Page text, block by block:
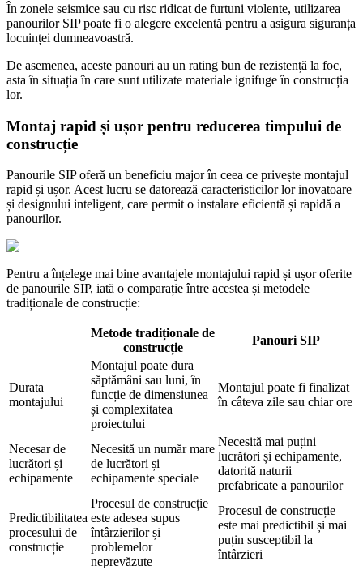
În zonele seismice sau cu risc ridicat de furtuni violente, utilizarea
panourilor SIP poate fi o alegere excelentă pentru a asigura siguranța
locuinței dumneavoastră.
De asemenea, aceste panouri au un rating bun de rezistență la foc,
asta în situația în care sunt utilizate materiale ignifuge în construcția
lor.
Montaj rapid și ușor pentru reducerea timpului de
construcție
Panourile SIP oferă un beneficiu major în ceea ce privește montajul
rapid și ușor. Acest lucru se datorează caracteristicilor lor inovatoare
și designului inteligent, care permit o instalare eficientă și rapidă a
panourilor.
Pentru a înțelege mai bine avantajele montajului rapid și ușor oferite
de panourile SIP, iată o comparație între acestea și metodele
tradiționale de construcție:
Metode tradiționale de
construcție
Panouri SIP
Durata
montajului
Montajul poate dura
săptămâni sau luni, în
funcție de dimensiunea
și complexitatea
proiectului
Montajul poate fi finalizat
în câteva zile sau chiar ore
Necesar de
lucrători și
echipamente
Necesită un număr mare
de lucrători și
echipamente speciale
Necesită mai puțini
lucrători și echipamente,
datorită naturii
prefabricate a panourilor
Predictibilitatea
procesului de
construcție
Procesul de construcție
este adesea supus
întârzierilor și
problemelor
neprevăzute
Procesul de construcție
este mai predictibil și mai
puțin susceptibil la
întârzieri